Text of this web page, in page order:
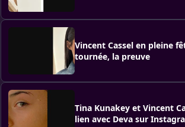
Vincent Cassel en pleine
tournée, la preuve
Tina Kunakey et Vincent
lien avec Deva sur